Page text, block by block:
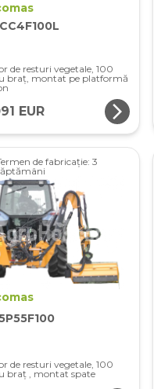
de resturi vegetale, 100
braț, montat pe platformă
EUR arrow_forward_ios
de fabricație: 3
de resturi vegetale, 100
braț , montat spate